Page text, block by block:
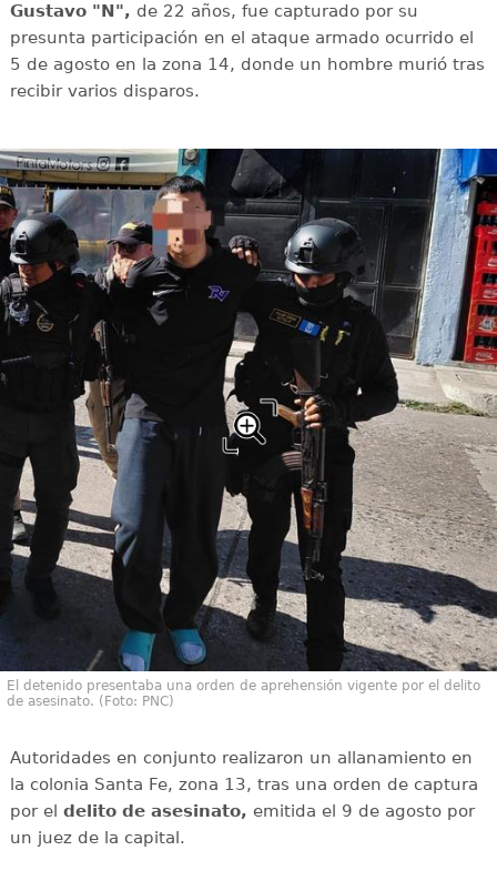
Gustavo "N", de 22 años, fue capturado por su
presunta participación en el ataque armado ocurrido el
5 de agosto en la zona 14, donde un hombre murió tras
recibir varios disparos.
El detenido presentaba una orden de aprehensión vigente por el delito
de asesinato. (Foto: PNC)
Autoridades en conjunto realizaron un allanamiento en
la colonia Santa Fe, zona 13, tras una orden de captura
por el delito de asesinato, emitida el 9 de agosto por
un juez de la capital.